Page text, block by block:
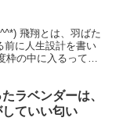
飛翔とは、羽ばた
前に人生設計を書い
枠の中に入るって知
ラベンダーは、
ていい匂い